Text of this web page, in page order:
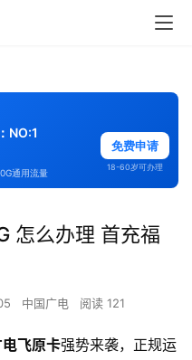
NO:1
通用流量
免费申请
18-60岁可办理
怎么办理 首充福
中国广电 阅读 121
电飞原卡强势来袭，正规运